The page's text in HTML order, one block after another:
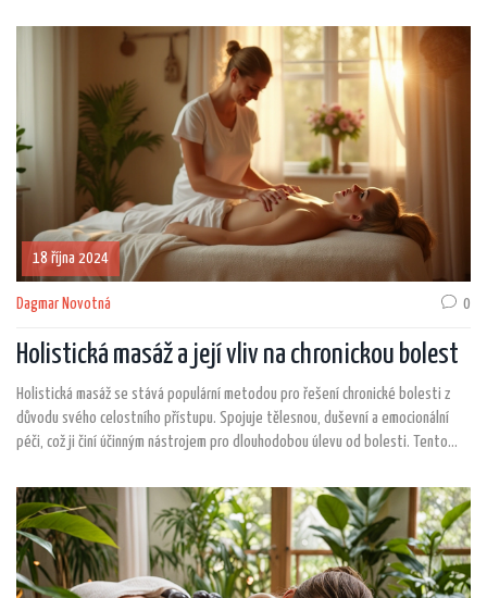
18 října 2024
Dagmar Novotná 0
Holistická masáž a její vliv na chronickou bolest
Holistická masáž se stává populární metodou pro řešení chronické bolesti z
důvodu svého celostního přístupu. Spojuje tělesnou, duševní a emocionální
péči, což ji činí účinným nástrojem pro dlouhodobou úlevu od bolesti. Tento
napětí v těle, ale také zlepšit celkovou pohodu a kvalitu života. Zjistíte, jaké
techniky se uplatňují a pro koho je tato masáž vhodná.